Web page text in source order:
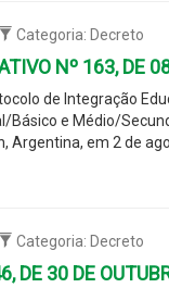
Categoria: Decreto
Nº 163, DE
de Integração
Básico e Médio/
Argentina, em 2 de
Categoria: Decreto
DE 30 DE